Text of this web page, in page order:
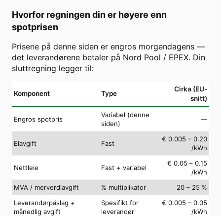
Hvorfor regningen din er høyere enn
spotprisen
Prisene på denne siden er engros morgendagens —
det leverandørene betaler på Nord Pool / EPEX. Din
sluttregning legger til:
Komponent Type
Cirka (EU-
snitt)
Engros spotpris
Variabel (denne
siden)
—
Elavgift Fast
€ 0.005 – 0.20
/kWh
Nettleie Fast + variabel
€ 0.05 – 0.15
/kWh
MVA / merverdiavgift
% multiplikator
20 – 25 %
Leverandørpåslag +
månedlig avgift
Spesifikt for
leverandør
€ 0.005 – 0.05
/kWh